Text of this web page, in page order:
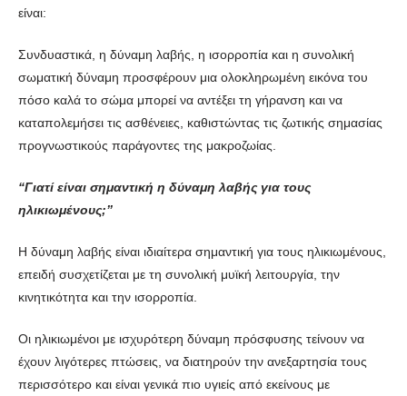
είναι:
Συνδυαστικά, η δύναμη λαβής, η ισορροπία και η συνολική
σωματική δύναμη προσφέρουν μια ολοκληρωμένη εικόνα του
πόσο καλά το σώμα μπορεί να αντέξει τη γήρανση και να
καταπολεμήσει τις ασθένειες, καθιστώντας τις ζωτικής σημασίας
προγνωστικούς παράγοντες της μακροζωίας.
“Γιατί είναι σημαντική η δύναμη λαβής για τους
ηλικιωμένους;”
Η δύναμη λαβής είναι ιδιαίτερα σημαντική για τους ηλικιωμένους,
επειδή συσχετίζεται με τη συνολική μυϊκή λειτουργία, την
κινητικότητα και την ισορροπία.
Οι ηλικιωμένοι με ισχυρότερη δύναμη πρόσφυσης τείνουν να
έχουν λιγότερες πτώσεις, να διατηρούν την ανεξαρτησία τους
περισσότερο και είναι γενικά πιο υγιείς από εκείνους με